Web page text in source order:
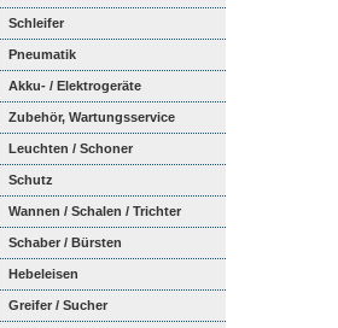
Ratschenschra...
Schleifer
Pneumatik
Akku- / Elektrogeräte
Zubehör, Wartungsservice
Leuchten / Schoner
Schutz
Wannen / Schalen / Trichter
Schaber / Bürsten
Hebeleisen
Greifer / Sucher